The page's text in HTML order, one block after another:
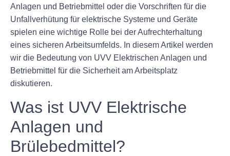
Anlagen und Betriebmittel oder die Vorschriften für die
Unfallverhütung für elektrische Systeme und Geräte
spielen eine wichtige Rolle bei der Aufrechterhaltung
eines sicheren Arbeitsumfelds. In diesem Artikel werden
wir die Bedeutung von UVV Elektrischen Anlagen und
Betriebmittel für die Sicherheit am Arbeitsplatz
diskutieren.
Was ist UVV Elektrische
Anlagen und
Brülebedmittel?